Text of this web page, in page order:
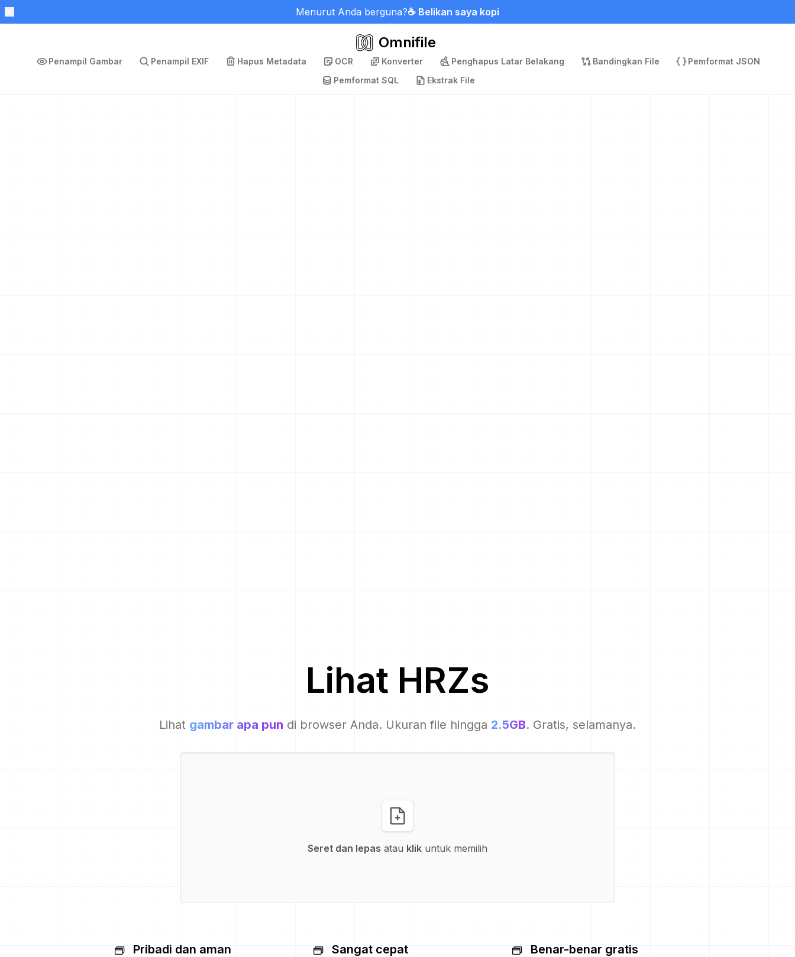
Menurut Anda berguna?☕ Belikan saya kopi
Omnifile
Penampil Gambar Penampil EXIF Hapus Metadata OCR Konverter Penghapus Latar Belakang Bandingkan File
Pemformat JSON
Pemformat SQL
Ekstrak File
Lihat HRZs
Lihat gambar apa pun di browser Anda. Ukuran file hingga 2.5GB. Gratis, selamanya.
Seret dan lepas atau klik untuk memilih
Pribadi dan aman Sangat cepat Benar-benar gratis